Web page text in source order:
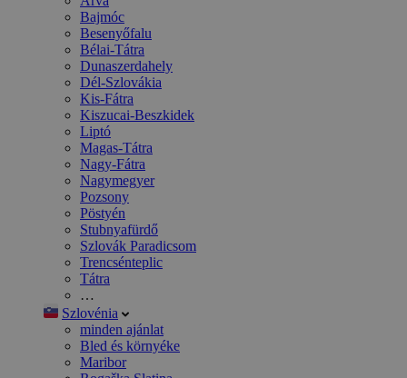
Bajmóc
Besenyőfalu
Bélai-Tátra
Dunaszerdahely
Dél-Szlovákia
Kis-Fátra
Kiszucai-Beszkidek
Liptó
Magas-Tátra
Nagy-Fátra
Nagymegyer
Pozsony
Pöstyén
Stubnyafürdő
Szlovák Paradicsom
Trencsénteplic
Tátra
…
Szlovénia
minden ajánlat
Bled és környéke
Maribor